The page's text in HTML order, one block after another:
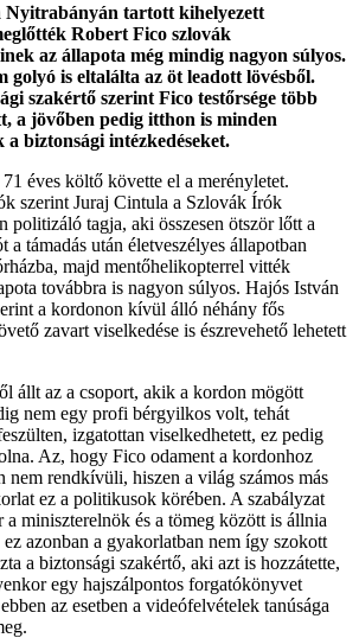
Nyitrabányán tartott kihelyezett
Robert Fico szlovák
az állapota még mindig nagyon súlyos.
is eltalálta az öt leadott lövésből.
szakértő szerint Fico testőrsége több
a jövőben pedig itthon is minden
biztonsági intézkedéseket.
éves költő követte el a merényletet.
szerint Juraj Cintula a Szlovák Írók
politizáló tagja, aki összesen ötször lőtt a
a támadás után életveszélyes állapotban
majd mentőhelikopterrel vitték
továbbra is nagyon súlyos. Hajós István
a kordonon kívül álló néhány fős
zavart viselkedése is észrevehető lehetett
állt az a csoport, akik a kordon mögött
nem egy profi bérgyilkos volt, tehát
izgatottan viselkedhetett, ez pedig
Az, hogy Fico odament a kordonhoz
nem rendkívüli, hiszen a világ számos más
ez a politikusok körében. A szabályzat
miniszterelnök és a tömeg között is állnia
azonban a gyakorlatban nem így szokott
a biztonsági szakértő, aki azt is hozzátette,
egy hajszálpontos forgatókönyvet
az esetben a videófelvételek tanúsága